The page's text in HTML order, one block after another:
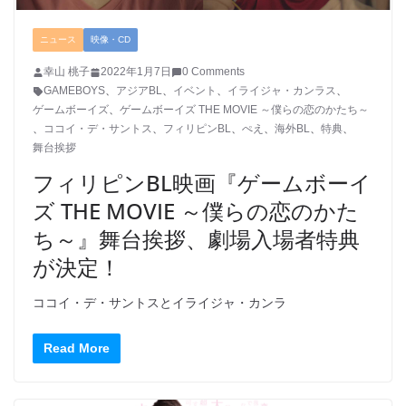
ニュース 映像・CD
幸山 桃子 2022年1月7日
0 Comments
GAMEBOYS、 アジアBL、 イベント 、 イライジャ・カンラス、
ゲームボーイズ、 ゲームボーイズ THE MOVIE ～僕らの恋のかたち～
、
ココイ・デ・サントス、 フィリピンBL、 ぺえ 、 海外BL、 特典、
舞台挨拶
フィリピンBL映画『ゲームボーイ
ズ THE MOVIE ～僕らの恋のかた
ち～』舞台挨拶、劇場入場者特典
が決定！
ココイ・デ・サントスとイライジャ・カンラ
Read More